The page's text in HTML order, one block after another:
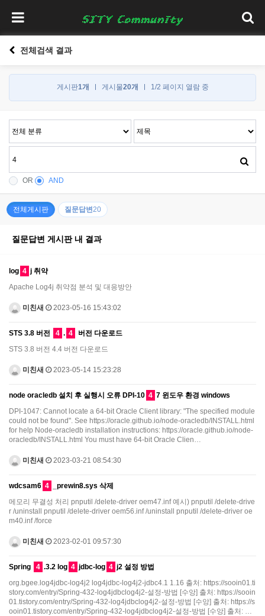
전체검색 결과
게시판1개 게시물20개 1/2 페이지 열람 중
OR AND
전체게시판 질문답변20
질문답변 게시판 내 결과
log 4 j 취약
Apache Log4j 취약점 분석 및 대응방안
미친새 2023-05-16 15:43:02
STS 3.8 버전 4 . 4
버전 다운로드
STS 3.8 버전 4.4 버전 다운로드
미친새 2023-05-14 15:23:28
node oracledb 설치 후 실행시 오류 DPI-10 4 7 윈도우 환경 windows
DPI-1047: Cannot locate a 64-bit Oracle Client library: "The specified module
could not be found". See https://oracle.github.io/node-oracledb/INSTALL.html
for help Node-oracledb installation instructions: https://oracle.github.io/node-
oracledb/INSTALL.html You must have 64-bit Oracle Clien…
미친새 2023-03-21 08:54:30
wdcsam6 4
_prewin8.sys 삭제
메모리 무결성 처리 pnputil /delete-driver oem47.inf 예시) pnputil /delete-drive
r /uninstall pnputil /delete-driver oem56.inf /uninstall pnputil /delete-driver oe
m40.inf /force
미친새 2023-02-01 09:57:30
Spring 4 .3.2 log 4 jdbc-log 4 j2 설정 방법
org.bgee.log4jdbc-log4j2 log4jdbc-log4j2-jdbc4.1 1.16 출처: https://sooin01.ti
story.com/entry/Spring-432-log4jdbclog4j2-설정-방법 [수앙] 출처: https://sooin
01.tistory.com/entry/Spring-432-log4jdbclog4j2-설정-방법 [수앙] 출처: https://s
ooin01.tistory.com/entry/Spring-432-log4jdbclog4j2-설정-방법 [수앙] 출처: …